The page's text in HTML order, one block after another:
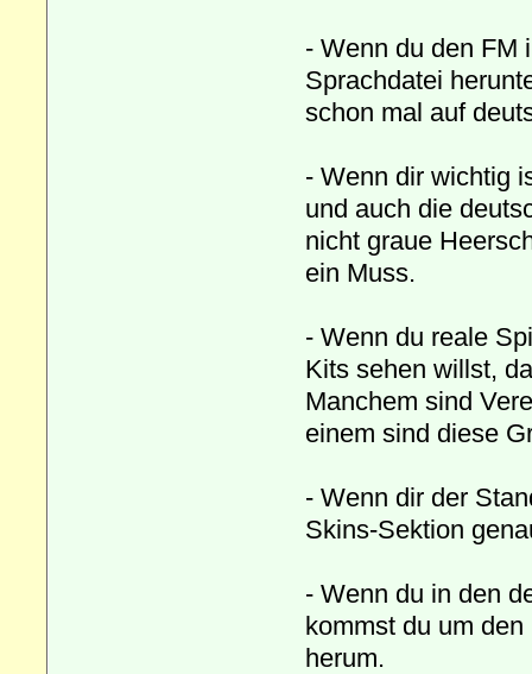
- Wenn du den FM
Sprachdatei
schon mal auf
- Wenn dir wichtig
und auch die
nicht graue
ein Muss.
- Wenn du reale
Kits sehen willst,
Manchem sind
einem sind diese
- Wenn dir der
Skins-Sektion
- Wenn du in den
kommst du um
herum.